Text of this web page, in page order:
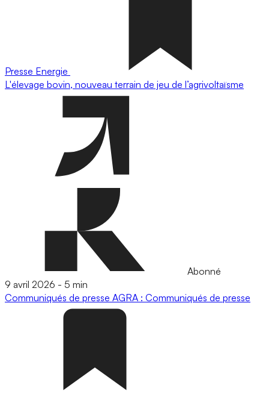
Presse Energie
L'élevage bovin, nouveau terrain de jeu de l’agrivoltaïsme
Abonné
9 avril 2026 - 5 min
Communiqués de presse AGRA : Communiqués de presse